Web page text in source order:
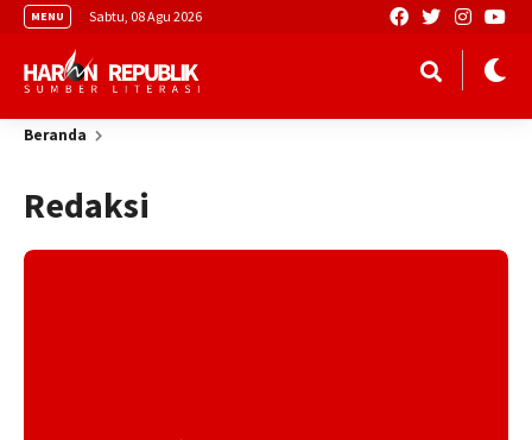
MENU Sabtu, 08 Agu 2026
Beranda
Redaksi